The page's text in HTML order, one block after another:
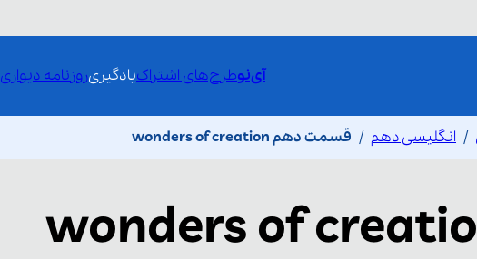
آی‌نوطرح‌های اشتراکیادگیریروزنامه دیواری
انگلیسی دهم قسمت دهم wonders of creation
wonders of